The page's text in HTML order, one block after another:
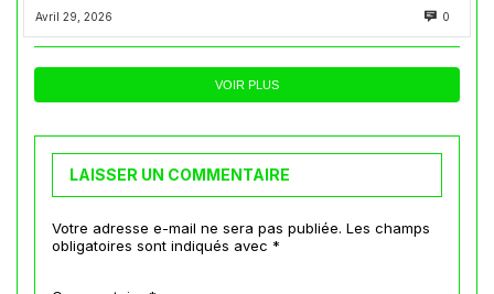
Avril 29, 2026 0
VOIR PLUS
LAISSER UN COMMENTAIRE
Votre adresse e-mail ne sera pas publiée. Les champs
obligatoires sont indiqués avec *